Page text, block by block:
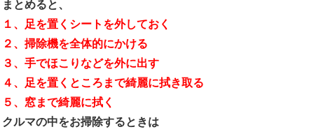
まとめると、
１、足を置くシートを外しておく
２、掃除機を全体的にかける
３、手でほこりなどを外に出す
４、足を置くところまで綺麗に拭き取る
５、窓まで綺麗に拭く
クルマの中をお掃除するときは